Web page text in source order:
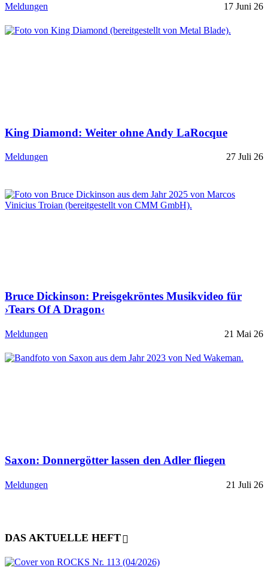
Meldungen 17 Juni 26
King Diamond: Weiter ohne Andy LaRocque
Meldungen 27 Juli 26
Bruce Dickinson: Preisgekröntes Musikvideo für
›Tears Of A Dragon‹
Meldungen 21 Mai 26
Saxon: Donnergötter lassen den Adler fliegen
Meldungen 21 Juli 26
DAS AKTUELLE HEFT